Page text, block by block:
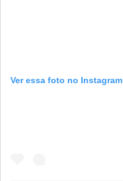
Ver essa foto no Instagram